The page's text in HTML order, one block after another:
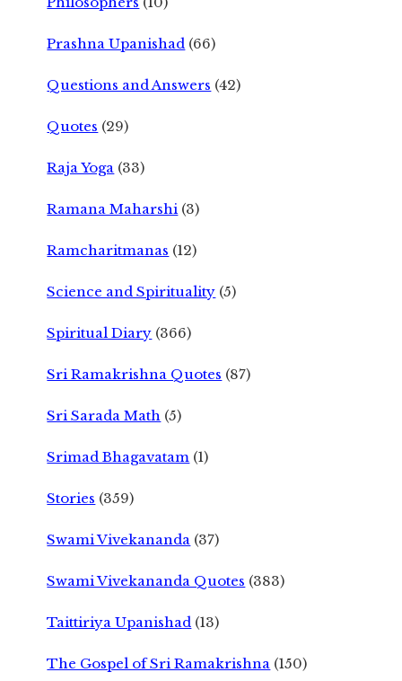
Prashna Upanishad (66)
Questions and Answers (42)
Quotes (29)
Raja Yoga (33)
Ramana Maharshi (3)
Ramcharitmanas (12)
Science and Spirituality (5)
Spiritual Diary (366)
Sri Ramakrishna Quotes (87)
Sri Sarada Math (5)
Srimad Bhagavatam (1)
Stories (359)
Swami Vivekananda (37)
Swami Vivekananda Quotes (383)
Taittiriya Upanishad (13)
The Gospel of Sri Ramakrishna (150)